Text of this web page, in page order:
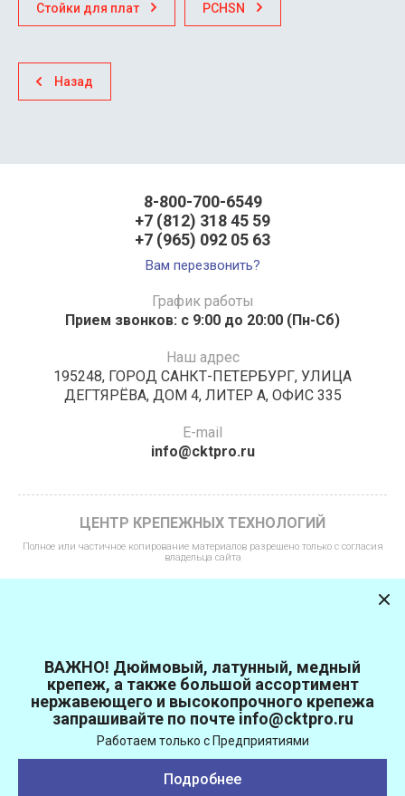
ВАЖНО! Дюймовый, латунный, медный
крепеж, а также большой ассортимент
нержавеющего и высокопрочного крепежа
запрашивайте по почте info@cktpro.ru
Работаем только с Предприятиями
Подробнее
Стойки для плат PCHSN
Назад
8-800-700-6549
+7 (812) 318 45 59
+7 (965) 092 05 63
Вам перезвонить?
График работы
Прием звонков: с 9:00 до 20:00 (Пн-Сб)
Наш адрес
195248, ГОРОД САНКТ-ПЕТЕРБУРГ, УЛИЦА
ДЕГТЯРЁВА, ДОМ 4, ЛИТЕР А, ОФИС 335
E-mail
info@cktpro.ru
ЦЕНТР КРЕПЕЖНЫХ ТЕХНОЛОГИЙ
Полное или частичное копирование материалов разрешено только с согласия
владельца сайта
© 2022 - 2026 [ЦКТ]